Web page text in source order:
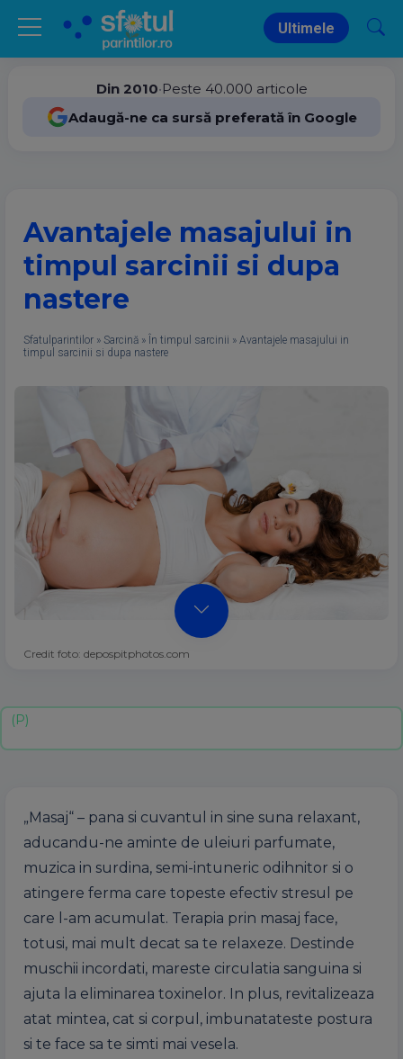
Ultimele
Din 2010•Peste 40.000 articole
Adaugă-ne ca sursă preferată în Google
Avantajele masajului in
timpul sarcinii si dupa
nastere
Sfatulparintilor » Sarcină » În timpul sarcinii » Avantajele masajului in
timpul sarcinii si dupa nastere
Credit foto: depospitphotos.com
„Masaj“ – pana si cuvantul in sine suna relaxant,
aducandu-ne aminte de uleiuri parfumate,
muzica in surdina, semi-intuneric odihnitor si o
atingere ferma care topeste efectiv stresul pe
care l-am acumulat. Terapia prin masaj face,
totusi, mai mult decat sa te relaxeze. Destinde
muschii incordati, mareste circulatia sanguina si
ajuta la eliminarea toxinelor. In plus, revitalizeaza
atat mintea, cat si corpul, imbunatateste postura
si te face sa te simti mai vesela.